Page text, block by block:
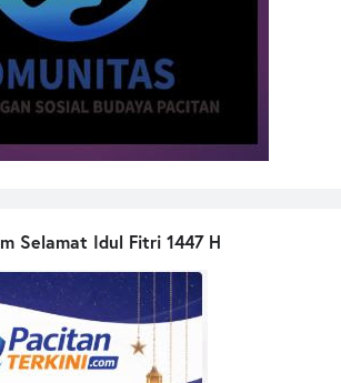
Selamat Idul Fitri 1447 H